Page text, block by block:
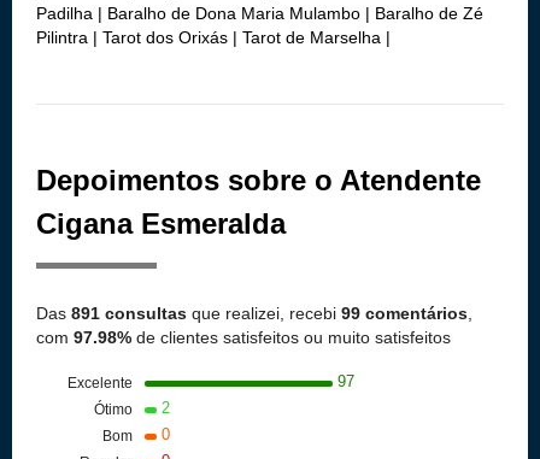
Padilha | Baralho de Dona Maria Mulambo | Baralho de Zé
Pilintra | Tarot dos Orixás | Tarot de Marselha |
Depoimentos sobre o Atendente
Cigana Esmeralda
Das 891 consultas que realizei, recebi 99 comentários
com 97.98% de clientes satisfeitos ou muito satisfeitos
Excelente 97
Ótimo 2
Bom 0